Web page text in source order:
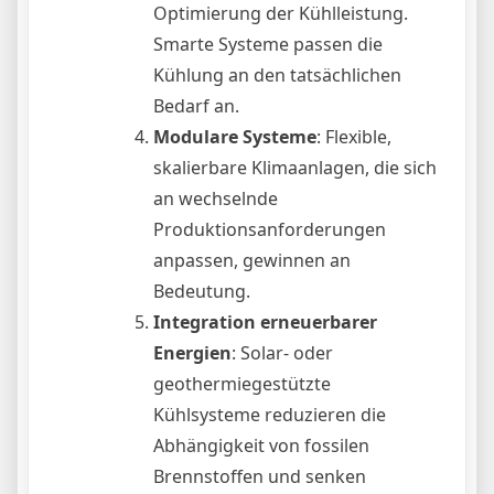
Optimierung der Kühlleistung.
Smarte Systeme passen die
Kühlung an den tatsächlichen
Bedarf an.
Modulare Systeme: Flexible,
skalierbare Klimaanlagen, die sich
an wechselnde
Produktionsanforderungen
anpassen, gewinnen an
Bedeutung.
Integration erneuerbarer
Energien: Solar- oder
geothermiegestützte
Kühlsysteme reduzieren die
Abhängigkeit von fossilen
Brennstoffen und senken